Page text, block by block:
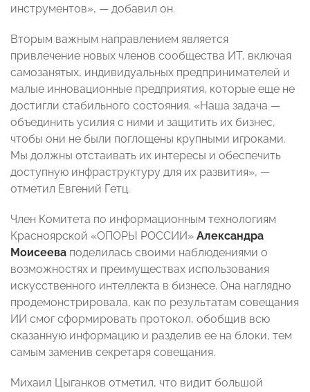
инструментов», — добавил он.
Вторым важным направлением является
привлечение новых членов сообщества ИТ, включая
самозанятых, индивидуальных предпринимателей и
малые инновационные предприятия, которые еще не
достигли стабильного состояния. «Наша задача —
объединить усилия с ними и защитить их бизнес,
чтобы они не были поглощены крупными игроками.
Мы должны отстаивать их интересы и обеспечить
доступную инфраструктуру для их развития», —
отметил Евгений Гетц.
Член Комитета по информационным технологиям
Красноярской «ОПОРЫ РОССИИ» Александра
Моисеева поделилась своими наблюдениями о
возможностях и преимуществах использования
искусственного интеллекта в бизнесе. Она наглядно
продемонстрировала, как по результатам совещания
ИИ смог сформировать протокол, обобщив всю
сказанную информацию и разделив ее на блоки, тем
самым заменив секретаря совещания.
Михаил Цыганков отметил, что видит большой